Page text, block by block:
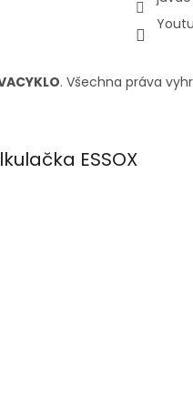
. Všechna práva
ESSOX